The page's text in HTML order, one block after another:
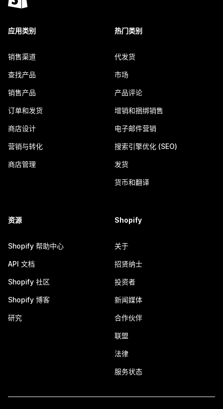
应用类别
销售渠道
查找产品
销售产品
订单和发货
商店设计
营销与转化
商店管理
热门类别
代发货
市场
产品评论
增销和捆绑销售
电子邮件营销
搜索引擎优化 (SEO)
发货
货币和翻译
资源
Shopify 帮助中心
API 文档
Shopify 社区
Shopify 博客
研究
Shopify
关于
招贤纳士
投资者
新闻媒体
合作伙伴
联盟
法律
服务状态